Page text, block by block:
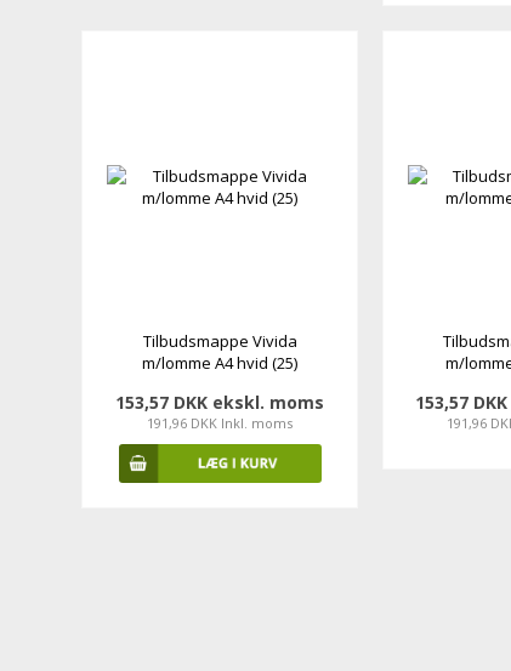
Tilbudsmappe Vivida
m/lomme A4 hvid (25)
153,57 DKK ekskl. moms
191,96 DKK Inkl. moms
m/
153,57
191,96